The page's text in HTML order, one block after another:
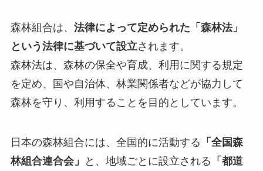
森林組合は、 法律によって定められた「森林法」
という法律に基づいて設立されます。
森林法は、森林の保全や育成、利用に関する規定
を定め、国や自治体、林業関係者などが協力して
森林を守り、利用することを目的としています。
日本の森林組合には、全国的に活動する 「全国森
林組合連合会」
と、地域ごとに設立される 「都道